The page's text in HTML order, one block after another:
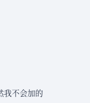
我不会加的